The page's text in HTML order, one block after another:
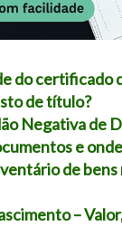
do certificado
de título?
Negativa de
e
de
–